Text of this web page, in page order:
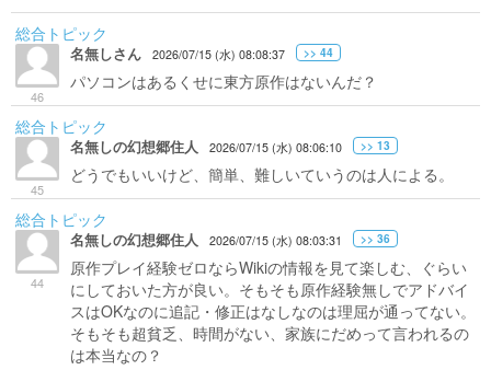
総合トピック
46
名無しさん 2026/07/15 (水) 08:08:37 >> 44
パソコンはあるくせに東方原作はないんだ？
総合トピック
45
名無しの幻想郷住人 2026/07/15 (水) 08:06:10 >> 13
どうでもいいけど、簡単、難しいていうのは人による。
総合トピック
44
名無しの幻想郷住人 2026/07/15 (水) 08:03:31 >> 36
原作プレイ経験ゼロならWikiの情報を見て楽しむ、ぐらい
にしておいた方が良い。そもそも原作経験無しでアドバイ
スはOKなのに追記・修正はなしなのは理屈が通ってない。
そもそも超貧乏、時間がない、家族にだめって言われるの
は本当なの？